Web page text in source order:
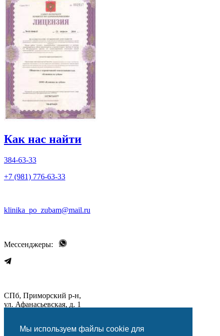
Мы используем файлы cookie для
Как нас найти
384-63-33
+7 (981) 776-63-33
klinika_po_zubam@mail.ru
Мессенджеры:
СПб, Приморский р-н,
ул. Афанасьевская, д. 1